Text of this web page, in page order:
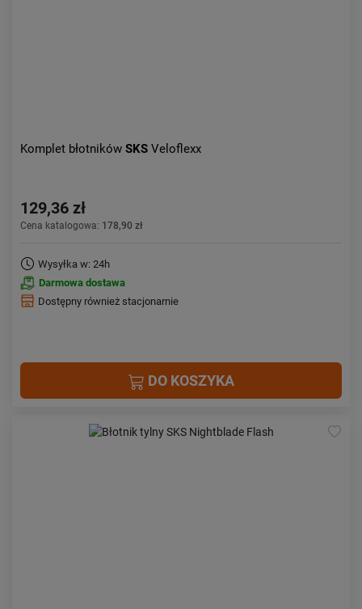
Komplet błotników SKS Veloflexx
129,36 zł
Cena katalogowa: 178,90 zł
Wysyłka w: 24h
Darmowa dostawa
Dostępny również stacjonarnie
DO KOSZYKA